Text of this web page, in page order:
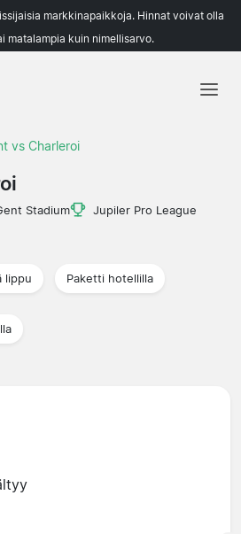
markkinapaikkoja. Hinnat voivat olla
matalampia kuin nimellisarvo.
vs Charleroi
Stadium
Jupiler Pro League
lippu Paketti hotellilla